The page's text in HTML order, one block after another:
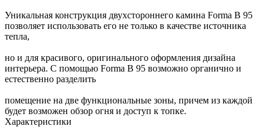
Уникальная конструкция двухстороннего камина Forma B 95
позволяет использовать его не только в качестве источника
тепла,
но и для красивого, оригинального оформления дизайна
интерьера. С помощью Forma B 95 возможно органично и
естественно разделить
помещение на две функциональные зоны, причем из каждой
будет возможен обзор огня и доступ к топке.
Характеристики